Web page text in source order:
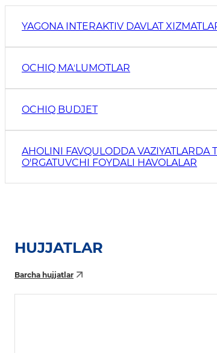
YAGONA INTERAKTIV DAVLAT
OCHIQ MAʼLUMOTLAR
OCHIQ BUDJET
AHOLINI FAVQULODDA VAZIYATLARDA
O'RGATUVCHI FOYDALI HAVOLALAR
HUJJATLAR
Barcha hujjatlar